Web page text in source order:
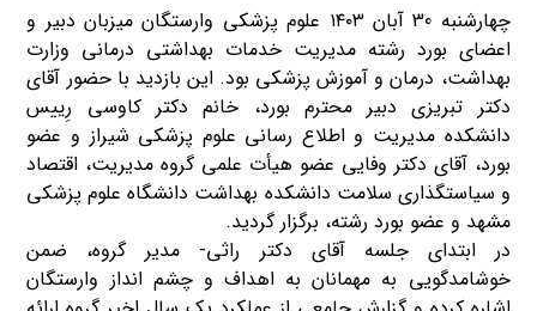
چهارشنبه 30 آبان ۱۴۰۳ علوم پزشکی وارستگان میزبان دبیر و
اعضای بورد رشته مدیریت خدمات بهداشتی درمانی وزارت
بهداشت، درمان و آموزش پزشکی بود. این بازدید با حضور آقای
دکتر تبریزی دبیر محترم بورد، خانم دکتر کاوسی رِییس
دانشکده مدیریت و اطلاع رسانی علوم پزشکی شیراز و عضو
بورد، آقای دکتر وفایی عضو هیأت علمی گروه مدیریت، اقتصاد
و سیاستگذاری سلامت دانشکده بهداشت دانشگاه علوم پزشکی
مشهد و عضو بورد رشته، برگزار گردید.
در ابتدای جلسه آقای دکتر راثی- مدیر گروه، ضمن
خوشامدگویی به مهمانان به اهداف و چشم انداز وارستگان